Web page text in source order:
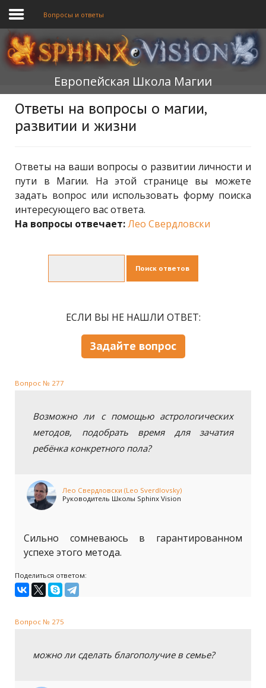
ГЛАВНАЯ
ОБУЧЕНИЕ
ТЕОРИЯ
МЫ
ФОРУМ
БЛОГ
ПОДАТЬ ЗАЯВКУ
Вопросы и ответы
Европейская Школа Магии
Ответы на вопросы о магии,
развитии и жизни
Ответы на ваши вопросы о развитии личности и
пути в Магии. На этой странице вы можете
задать вопрос или использовать форму поиска
интересующего вас ответа.
На вопросы отвечает:Лео Свердловски
Поиск ответов
ЕСЛИ ВЫ НЕ НАШЛИ ОТВЕТ:
Задайте вопрос
Вопрос № 277
Возможно ли с помощью астрологических
методов, подобрать время для зачатия
ребёнка конкретного пола?
Лео Свердловски (Leo Sverdlovsky)
Руководитель Школы Sphinx Vision
Сильно сомневаюсь в гарантированном
успехе этого метода.
Поделиться ответом:
Вопрос № 275
можно ли сделать благополучие в семье?